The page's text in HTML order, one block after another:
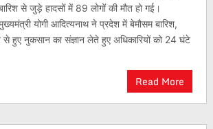
से जुड़े हादसों में 89 लोगों की मौत हो गई।
योगी आदित्यनाथ ने प्रदेश में बेमौसम बारिश,
हुए नुकसान का संज्ञान लेते हुए अधिकारियों को 24 घंटे
Read More